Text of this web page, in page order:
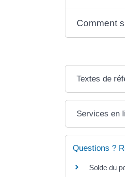
Comment
Textes de
Services en
Questions ?
Solde du